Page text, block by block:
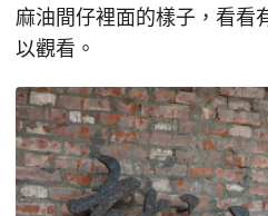
麻油間仔裡面的樣子，看看
以觀看。